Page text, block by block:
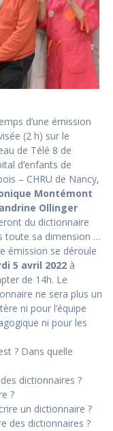
d’une émission
(2 h) sur le
de Télé 8 de
d’enfants de
– CHRU de Nancy,
Montémont
Ollinger
du dictionnaire
toute sa dimension …
émission se déroule
5 avril 2022 à
de 14h. Le
ne sera plus un
ni pour l’équipe
ni pour les
? Dans quelle
dictionnaires ?
?
un dictionnaire ?
des dictionnaires ?